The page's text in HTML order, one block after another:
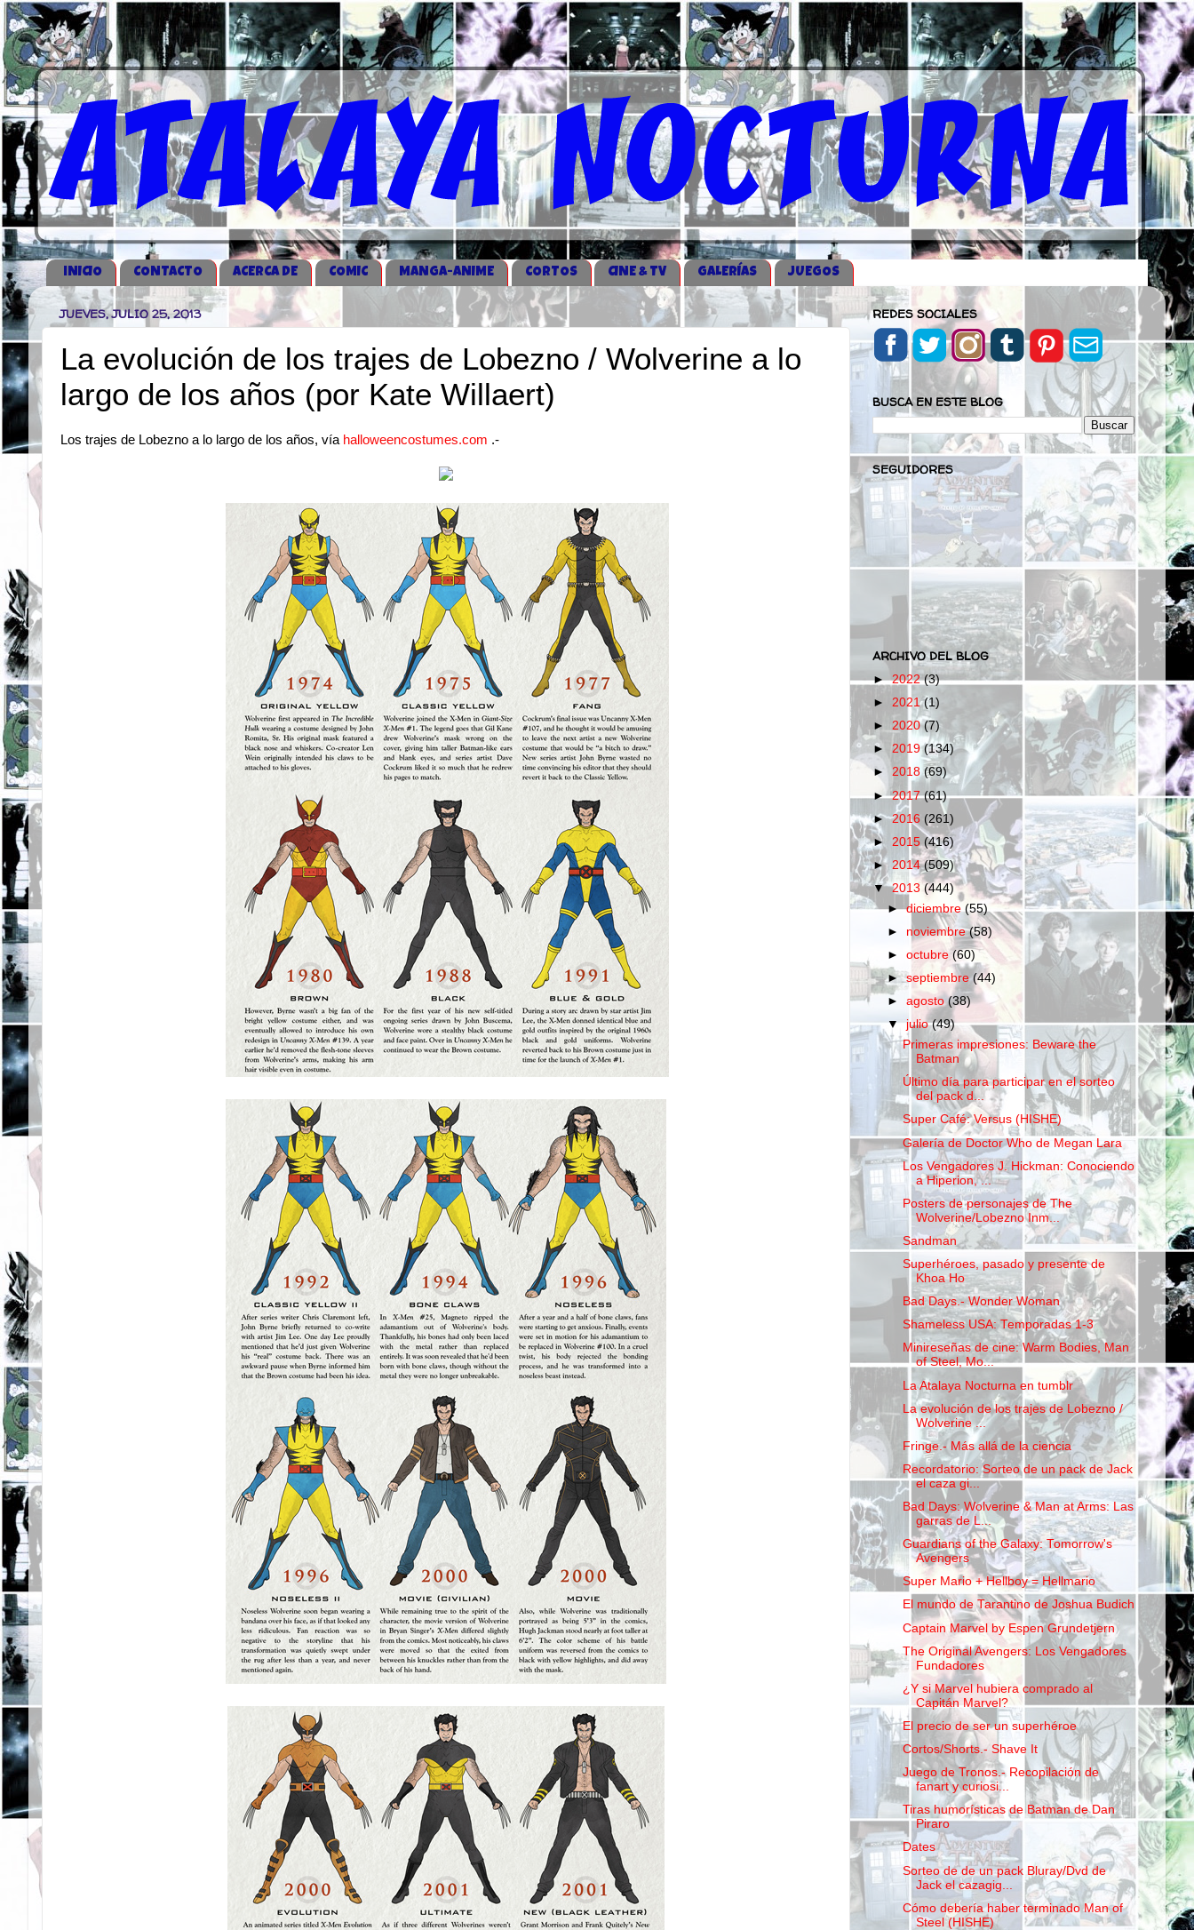
iNICIO CONTACTO ACERCA DE COMIC MANGA-ANIME CORTOS CINE & TV GALERÍAS JUEGOS
JUEVES, JULIO 25, 2013
La evolución de los trajes de Lobezno / Wolverine a lo
largo de los años (por Kate Willaert)
Los trajes de Lobezno a lo largo de los años, vía halloweencostumes.com .-
REDES SOCIALES
BUSCA EN ESTE BLOG
SEGUIDORES
ARCHIVO DEL BLOG
►2022(3)
► 2021(1)
► 2020(7)
► 2019(134)
► 2018(69)
►2017(61)
►2016 (261)
► 2015 (416)
► 2014(509)
▼2013 (444)
►diciembre(55)
► noviembre(58)
►octubre(60)
►septiembre(44)
►agosto(38)
▼julio(49)
Primeras impresiones: Beware the
Batman
Último día para participar en el sorteo
del pack d...
Super Café: Versus (HISHE)
Galería de Doctor Who de Megan Lara
Los Vengadores J. Hickman: Conociendo
a Hiperion, ...
Posters de personajes de The
Wolverine/Lobezno Inm...
Sandman
Superhéroes, pasado y presente de
Khoa Ho
Bad Days.- Wonder Woman
Shameless USA: Temporadas 1-3
Minireseñas de cine: Warm Bodies, Man
of Steel, Mo...
La Atalaya Nocturna en tumblr
La evolución de los trajes de Lobezno /
Wolverine ...
Fringe.- Más allá de la ciencia
Recordatorio: Sorteo de un pack de Jack
el caza gi...
Bad Days: Wolverine & Man at Arms: Las
garras de L...
Guardians of the Galaxy: Tomorrow's
Avengers
Super Mario + Hellboy = Hellmario
El mundo de Tarantino de Joshua Budich
Captain Marvel by Espen Grundetjern
The Original Avengers: Los Vengadores
Fundadores
¿Y si Marvel hubiera comprado al
Capitán Marvel?
El precio de ser un superhéroe
Cortos/Shorts.- Shave It
Juego de Tronos.- Recopilación de
fanart y curiosi...
Tiras humorísticas de Batman de Dan
Piraro
Dates
Sorteo de de un pack Bluray/Dvd de
Jack el cazagig...
Cómo debería haber terminado Man of
Steel (HISHE)